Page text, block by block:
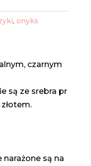
, onyks
czarnym
są ze srebra pr
są na